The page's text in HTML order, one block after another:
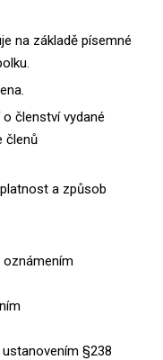
na základě písemné
členství vydané
členů
a způsob
§238